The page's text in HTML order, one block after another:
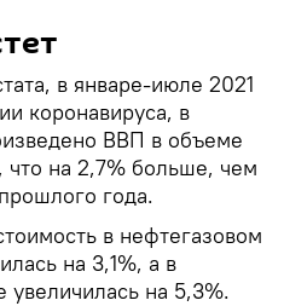
в январе-июле 2021
коронавируса, в
ВВП в объеме
что на 2,7% больше, чем
года.
в нефтегазовом
на 3,1%, а в
увеличилась на 5,3%.